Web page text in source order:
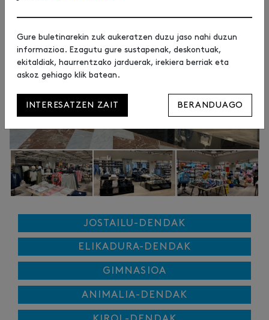
JOSTAILU-DENDAK
ELIKADURA-DENDAK
GIMNASIOA
ANIMALIA-DENDAK
Gure buletinarekin zuk aukeratzen duzu jaso nahi duzun
informazioa. Ezagutu gure sustapenak, deskontuak,
ekitaldiak, haurrentzako jarduerak, irekiera berriak eta
askoz gehiago klik batean.
INTERESATZEN ZAIT BERANDUAGO